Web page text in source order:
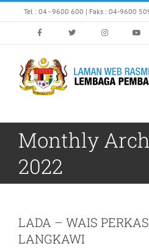
to
Tel : 04 - 9600 600 | Faks : 04-9600
Monthly
2022
LADA – WAIS
LANGKAWI